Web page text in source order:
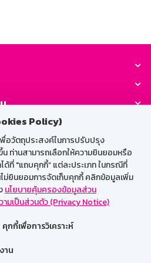
Policy)
พื่อวัตถุประสงค์ในการปรับปรุง
ท่านสามารถเลือกให้ความยินยอมหรือ
ด้ที่ "แถบคุกกี้” แต่ละประเภท ในกรณีที่
ไม่ยินยอมการจัดเก็บคุกกี้ คลิกข้อมูลเพิ่ม
นโยบายคุ้มครองข้อมูลส่วน
ามเป็นส่วนตัว (Privacy Notice)
คุกกี้เพื่อการวิเคราะห์
าน
Society:
บพนักงาน
Wisdom